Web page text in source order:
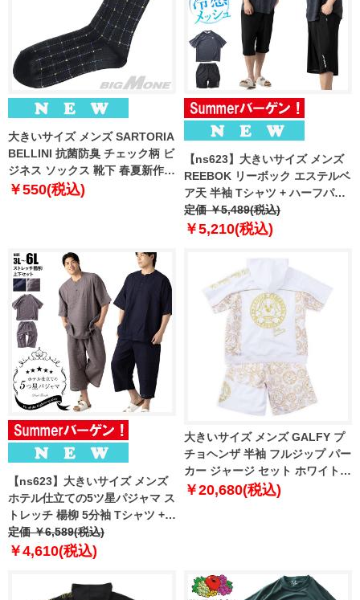
大きいサイズ メンズ SARTORIA
BELLINI 抗菌防臭 チェック柄 ビ
ジネス ソックス 靴下 春夏新作
sbs-5513
￥550(税込)
【ns623】大きいサイズ メンズ
REEBOK リーボック エステルベ
ア天 半袖 Tシャツ + ハーフパン
ツ 上下セット 春夏新作 21633ny
【fre】
定価 ￥5,489(税込)
￥5,210(税込)
【ns623】大きいサイズ メンズ
ホテル仕立ての5ツ星パジャマ ス
トレッチ 楊柳 5分袖 Tシャツ + 7
分丈 パンツ 上下セット 春夏新作
1363m1h 【fre】
定価 ￥6,589(税込)
￥4,610(税込)
大きいサイズ メンズ GALFY プ
チョヘンザ 半袖 フルジップ パー
カー ジャージ セット ホワイト
1258-6265-1 3L 4L 5L 6L
￥20,680(税込)